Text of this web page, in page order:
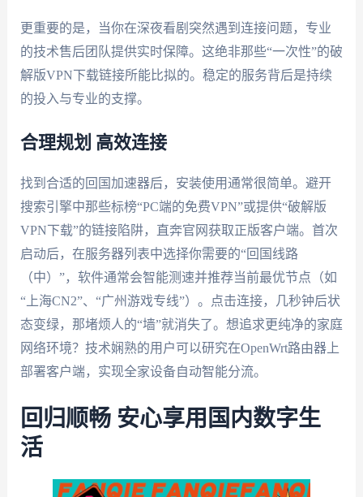
更重要的是，当你在深夜看剧突然遇到连接问题，专业
的技术售后团队提供实时保障。这绝非那些“一次性”的破
解版VPN下载链接所能比拟的。稳定的服务背后是持续
的投入与专业的支撑。
合理规划 高效连接
找到合适的回国加速器后，安装使用通常很简单。避开
搜索引擎中那些标榜“PC端的免费VPN”或提供“破解版
VPN下载”的链接陷阱，直奔官网获取正版客户端。首次
启动后，在服务器列表中选择你需要的“回国线路
（中）”，软件通常会智能测速并推荐当前最优节点（如
“上海CN2”、“广州游戏专线”）。点击连接，几秒钟后状
态变绿，那堵烦人的“墙”就消失了。想追求更纯净的家庭
网络环境？技术娴熟的用户可以研究在OpenWrt路由器上
部署客户端，实现全家设备自动智能分流。
回归顺畅 安心享用国内数字生
活